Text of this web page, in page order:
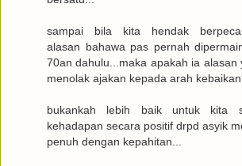
sampai bila kita hendak
alasan bahawa pas pernah
70an dahulu...maka apakah ia alasan
menolak ajakan kepada arah
bukankah lebih baik untuk kita
kehadapan secara positif drpd asyik
penuh dengan kepahitan...